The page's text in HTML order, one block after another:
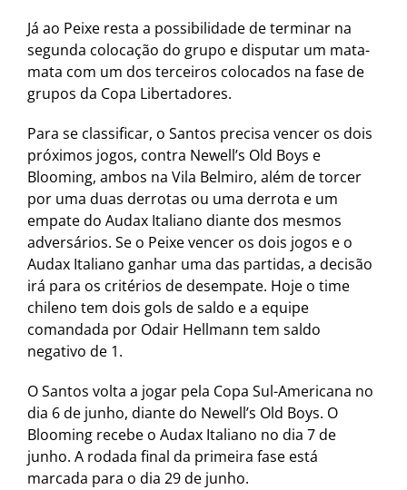
Já ao Peixe resta a possibilidade de terminar na
segunda colocação do grupo e disputar um mata-
mata com um dos terceiros colocados na fase de
grupos da Copa Libertadores.
Para se classificar, o Santos precisa vencer os dois
próximos jogos, contra Newell’s Old Boys e
Blooming, ambos na Vila Belmiro, além de torcer
por uma duas derrotas ou uma derrota e um
empate do Audax Italiano diante dos mesmos
adversários. Se o Peixe vencer os dois jogos e o
Audax Italiano ganhar uma das partidas, a decisão
irá para os critérios de desempate. Hoje o time
chileno tem dois gols de saldo e a equipe
comandada por Odair Hellmann tem saldo
negativo de 1.
O Santos volta a jogar pela Copa Sul-Americana no
dia 6 de junho, diante do Newell’s Old Boys. O
Blooming recebe o Audax Italiano no dia 7 de
junho. A rodada final da primeira fase está
marcada para o dia 29 de junho.